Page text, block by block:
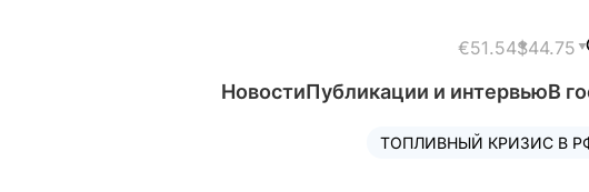
€51.54$44.75
НовостиПубликации и интервьюВ
ТОПЛИВНЫЙ КРИЗИС В